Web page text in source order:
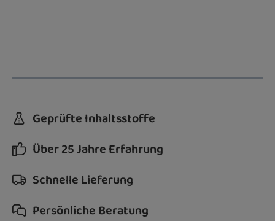
Geprüfte Inhaltsstoffe
Über 25 Jahre Erfahrung
Schnelle Lieferung
Persönliche Beratung